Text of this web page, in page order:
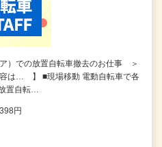
）での放置自転車撤去のお仕事 ＞
は… 】 ■現場移動 電動自転車で各
置自転…
円